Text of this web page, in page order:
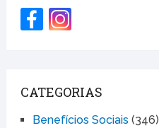
CATEGORIAS
Benefícios Sociais (346)